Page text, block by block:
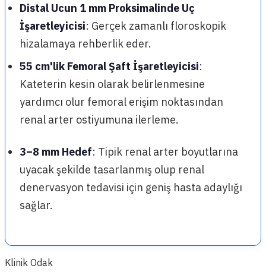
Distal Ucun 1 mm Proksimalinde Uç
İşaretleyicisi: Gerçek zamanlı floroskopik
hizalamaya rehberlik eder.
55 cm'lik Femoral Şaft İşaretleyicisi:
Kateterin kesin olarak belirlenmesine
yardımcı olur femoral erişim noktasından
renal arter ostiyumuna ilerleme.
3–8 mm Hedef: Tipik renal arter boyutlarına
uyacak şekilde tasarlanmış olup renal
denervasyon tedavisi için geniş hasta adaylığı
sağlar.
Klinik Odak